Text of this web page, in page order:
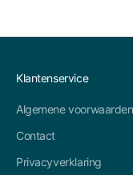
Klantenservice
Algemene voorwaarden
Contact
Privacyverklaring